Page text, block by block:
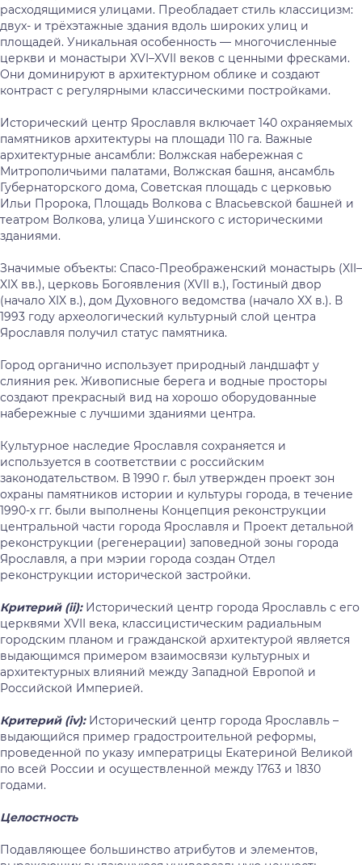
расходящимися улицами. Преобладает стиль классицизм:
двух- и трёхэтажные здания вдоль широких улиц и
площадей. Уникальная особенность — многочисленные
церкви и монастыри XVI–XVII веков с ценными фресками.
Они доминируют в архитектурном облике и создают
контраст с регулярными классическими постройками.
Исторический центр Ярославля включает 140 охраняемых
памятников архитектуры на площади 110 га. Важные
архитектурные ансамбли: Волжская набережная с
Митрополичьими палатами, Волжская башня, ансамбль
Губернаторского дома, Советская площадь с церковью
Ильи Пророка, Площадь Волкова с Власьевской башней и
театром Волкова, улица Ушинского с историческими
зданиями.
Значимые объекты: Спасо-Преображенский монастырь (XII–
XIX вв.), церковь Богоявления (XVII в.), Гостиный двор
(начало XIX в.), дом Духовного ведомства (начало XX в.). В
1993 году археологический культурный слой центра
Ярославля получил статус памятника.
Город органично использует природный ландшафт у
слияния рек. Живописные берега и водные просторы
создают прекрасный вид на хорошо оборудованные
набережные с лучшими зданиями центра.
Культурное наследие Ярославля сохраняется и
используется в соответствии с российским
законодательством. В 1990 г. был утвержден проект зон
охраны памятников истории и культуры города, в течение
1990-х гг. были выполнены Концепция реконструкции
центральной части города Ярославля и Проект детальной
реконструкции (регенерации) заповедной зоны города
Ярославля, а при мэрии города создан Отдел
реконструкции исторической застройки.
Критерий (ii):Исторический центр города Ярославль с его
церквями XVII века, классицистическим радиальным
городским планом и гражданской архитектурой является
выдающимся примером взаимосвязи культурных и
архитектурных влияний между Западной Европой и
Российской Империей.
Критерий (iv):Исторический центр города Ярославль –
выдающийся пример градостроительной реформы,
проведенной по указу императрицы Екатериной Великой
по всей России и осуществленной между 1763 и 1830
годами.
Целостность
Подавляющее большинство атрибутов и элементов,